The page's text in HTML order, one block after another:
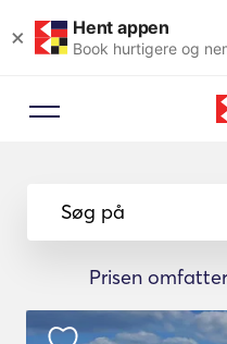
× Hent appen
Book hurtigere og
Søg på
Prisen